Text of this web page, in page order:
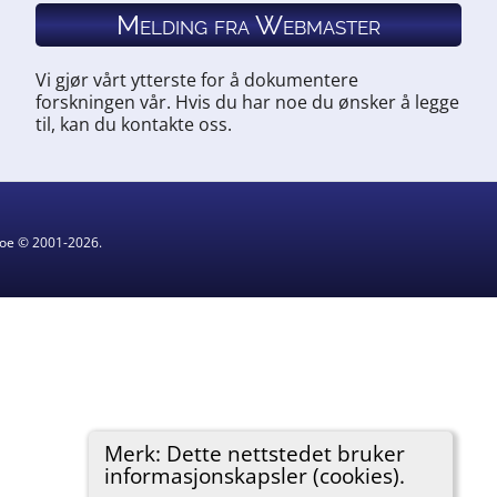
Merk: Dette nettstedet bruker
informasjonskapsler (cookies).
Melding fra Webmaster
Vi gjør vårt ytterste for å dokumentere
forskningen vår. Hvis du har noe du ønsker å legge
til, kan du kontakte oss.
© 2001-2026.